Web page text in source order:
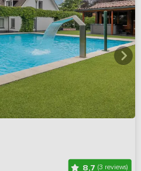
8,7(3 reviews)